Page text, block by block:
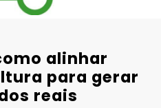
alinhar
para gerar
reais